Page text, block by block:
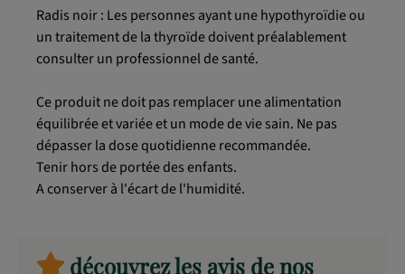
Radis noir : Les personnes ayant une hypothyroïdie ou
un traitement de la thyroïde doivent préalablement
consulter un professionnel de santé.
Ce produit ne doit pas remplacer une alimentation
équilibrée et variée et un mode de vie sain. Ne pas
dépasser la dose quotidienne recommandée.
Tenir hors de portée des enfants.
A conserver à l'écart de l'humidité.
découvrez les avis de nos